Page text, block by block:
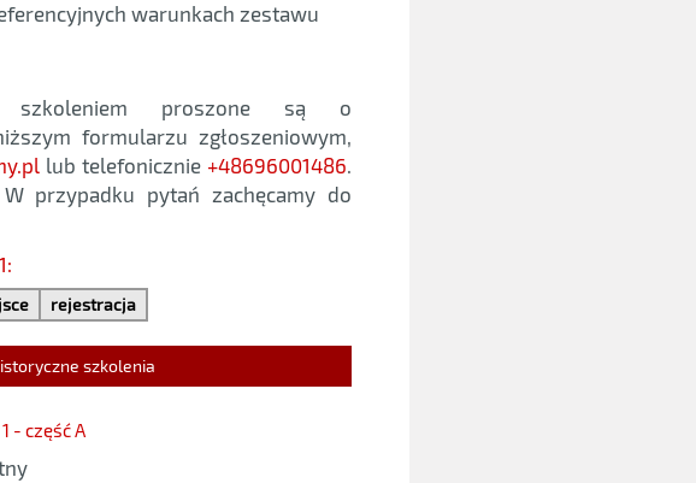
warunkach zestawu
szkoleniem proszone są o
formularzu zgłoszeniowym,
lub telefonicznie +48696001486.
przypadku pytań zachęcamy do
rejestracja
szkolenia
- część A